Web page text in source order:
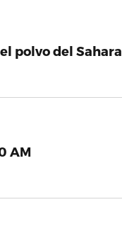
polvo del Sahara
AM